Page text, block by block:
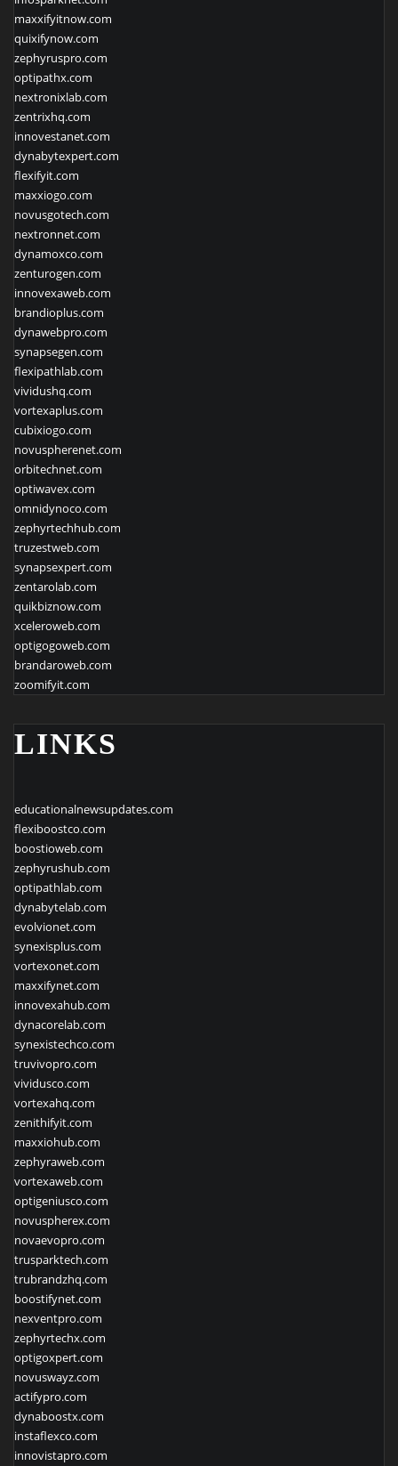
maxxifyitnow.com
quixifynow.com
zephyruspro.com
optipathx.com
nextronixlab.com
zentrixhq.com
innovestanet.com
dynabytexpert.com
flexifyit.com
maxxiogo.com
novusgotech.com
nextronnet.com
dynamoxco.com
zenturogen.com
innovexaweb.com
brandioplus.com
dynawebpro.com
synapsegen.com
flexipathlab.com
vividushq.com
vortexaplus.com
cubixiogo.com
novuspherenet.com
orbitechnet.com
optiwavex.com
omnidynoco.com
zephyrtechhub.com
truzestweb.com
synapsexpert.com
zentarolab.com
quikbiznow.com
xceleroweb.com
optigogoweb.com
brandaroweb.com
zoomifyit.com
LINKS
educationalnewsupdates.com
flexiboostco.com
boostioweb.com
zephyrushub.com
optipathlab.com
dynabytelab.com
evolvionet.com
synexisplus.com
vortexonet.com
maxxifynet.com
innovexahub.com
dynacorelab.com
synexistechco.com
truvivopro.com
vividusco.com
vortexahq.com
zenithifyit.com
maxxiohub.com
zephyraweb.com
vortexaweb.com
optigeniusco.com
novuspherex.com
novaevopro.com
trusparktech.com
trubrandzhq.com
boostifynet.com
nexventpro.com
zephyrtechx.com
optigoxpert.com
novuswayz.com
actifypro.com
dynaboostx.com
instaflexco.com
innovistapro.com